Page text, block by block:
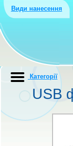
Види нанесення
USB
Категорії